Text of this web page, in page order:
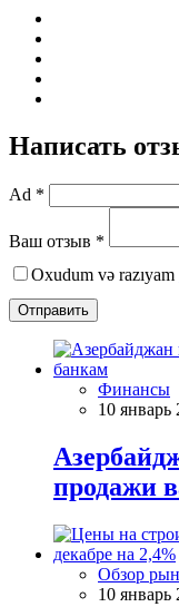
Написать
Ad *
Ваш отзыв *
Oxudum və razıyam
Отправить
Финансы
10 январь
продажи
Обзор
10 январь